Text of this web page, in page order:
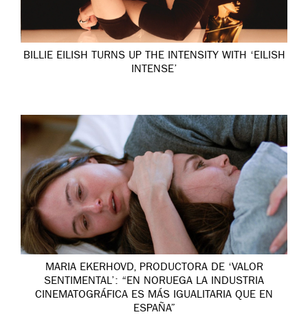
BILLIE EILISH TURNS UP THE INTENSITY WITH ‘EILISH
INTENSE’
MARIA EKERHOVD, PRODUCTORA DE ‘VALOR
SENTIMENTAL’: “EN NORUEGA LA INDUSTRIA
CINEMATOGRÁFICA ES MÁS IGUALITARIA QUE EN
ESPAÑA”